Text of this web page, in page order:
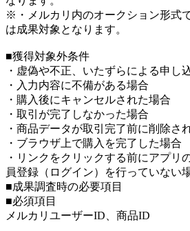
※・メルカリ内のオークション形式
は成果対象となります。
■獲得対象外条件
・虚偽や不正、いたずらによる申し
・入力内容に不備がある場合
・購入後にキャンセルされた場合
・取引が完了しなかった場合
・商品データが取引完了前に削除さ
・ブラウザ上で購入を完了した場合
・リンクをクリックする前にアプリ
員登録（ログイン）を行っていない
■成果調査時の必要項目
■必須項目
メルカリユーザーID、商品ID